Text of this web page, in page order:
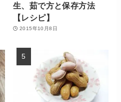
生、茹で方と保存方法
【レシピ】
2015年10月8日